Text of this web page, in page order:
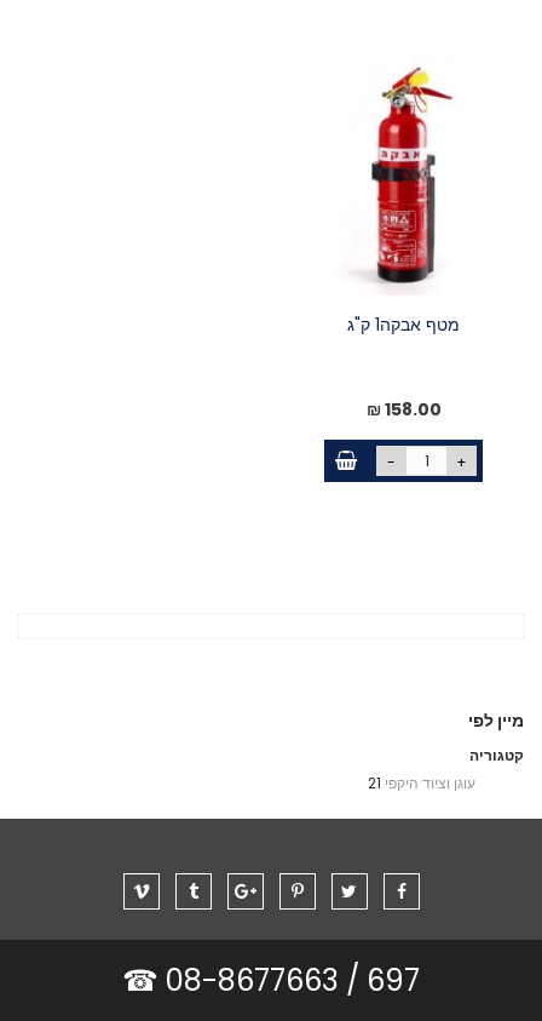
מטף אבקה1 ק"ג
158.00 ₪
- +
מיין לפי
קטגוריה
עוגן וציוד היקפי 21
697 /